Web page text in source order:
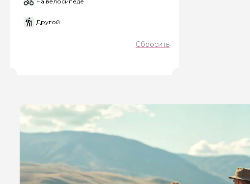
Другой
Сбросить
Отправить